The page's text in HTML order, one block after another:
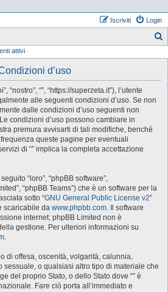
Login
Iscriviti
attivi
d’uso
“nostro”, “”, “https://superzeta.it”), l’utente
alle seguenti condizioni d’uso. Se non
dalle condizioni d’uso seguenti non
condizioni d’uso possono cambiare in
premura avvisarti di tali modifiche, benché
queste pagine per eventuali
di “” implica la completa accettazione
“loro”, “phpBB software”,
“phpBB Teams”) che è un software per la
sotto “GNU General Public License v2”
scaricabile da www.phpbb.com. Il software
internet; phpBB Limited non è
gestione. Per ulteriori informazioni su
.
di offesa, oscenità, volgarità, calunnia,
sessuale, o qualsiasi altro tipo di materiale che
del proprio Stato, o dello Stato dove “” è
Fare ciò porta all’immediato e